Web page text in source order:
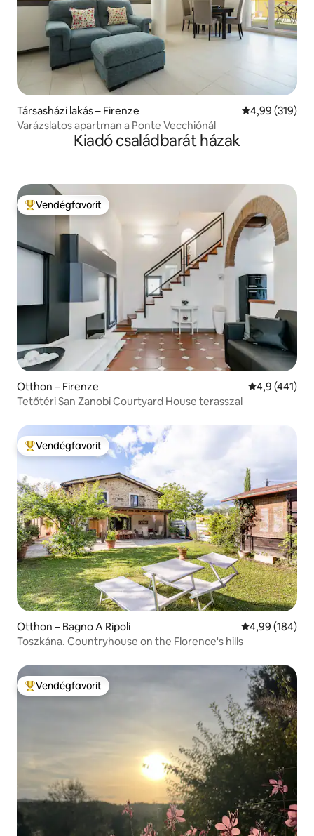
Társasházi lakás – Firenze Átlagos
4,99 (319)
Varázslatos apartman a Ponte Vecchiónál
Kiadó családbarát házak
Kiemelt vendégfavorit
Vendégfavorit
Otthon – Firenze Átlagos
4,9 (441)
Tetőtéri San Zanobi Courtyard House terasszal
Kiemelt vendégfavorit
Vendégfavorit
Otthon – Bagno A Ripoli Átlagos
4,99 (184)
Toszkána. Countryhouse on the Florence's hills
Kiemelt vendégfavorit
Vendégfavorit